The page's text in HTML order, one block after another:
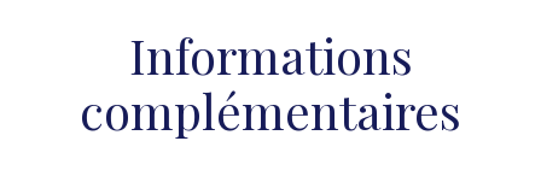
Informations
complémentaires